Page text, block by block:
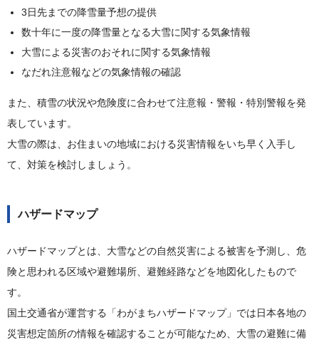
3日先までの降雪量予想の提供
数十年に一度の降雪量となる大雪に関する気象情報
大雪による災害のおそれに関する気象情報
なだれ注意報などの気象情報の確認
また、積雪の状況や危険度に合わせて注意報・警報・特別警報を発
表しています。
大雪の際は、お住まいの地域における災害情報をいち早く入手し
て、対策を検討しましょう。
ハザードマップ
ハザードマップとは、大雪などの自然災害による被害を予測し、危
険と思われる区域や避難場所、避難経路などを地図化したもので
す。
国土交通省が運営する「わがまちハザードマップ」では日本各地の
災害想定箇所の情報を確認することが可能なため、大雪の避難に備